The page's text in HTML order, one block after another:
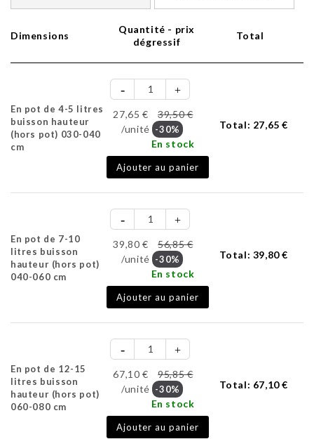
Dimensions
Quantité - prix
dégressif
Total
En pot de 4-5 litres
buisson hauteur
(hors pot) 030-040
cm
27,65 €
39,50 €
/unité -30%
En stock
Ajouter au panier
Total: 27,65 €
En pot de 7-10
litres buisson
hauteur (hors pot)
040-060 cm
39,80 €
56,85 €
/unité -30%
En stock
Ajouter au panier
Total: 39,80 €
En pot de 12-15
litres buisson
hauteur (hors pot)
060-080 cm
67,10 €
95,85 €
/unité -30%
En stock
Ajouter au panier
Total: 67,10 €